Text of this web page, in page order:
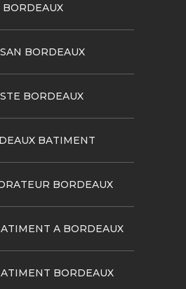
BORDEAUX
BORDEAUX
BATIMENT
BORDEAUX
A BORDEAUX
BORDEAUX